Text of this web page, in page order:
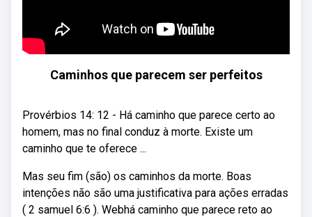
Caminhos que parecem ser perfeitos
Provérbios 14: 12 - Há caminho que parece certo ao
homem, mas no final conduz à morte. Existe um
caminho que te oferece ...
Mas seu fim (são) os caminhos da morte. Boas
intenções não são uma justificativa para ações erradas
( 2 samuel 6:6 ). Webhá caminho que parece reto ao